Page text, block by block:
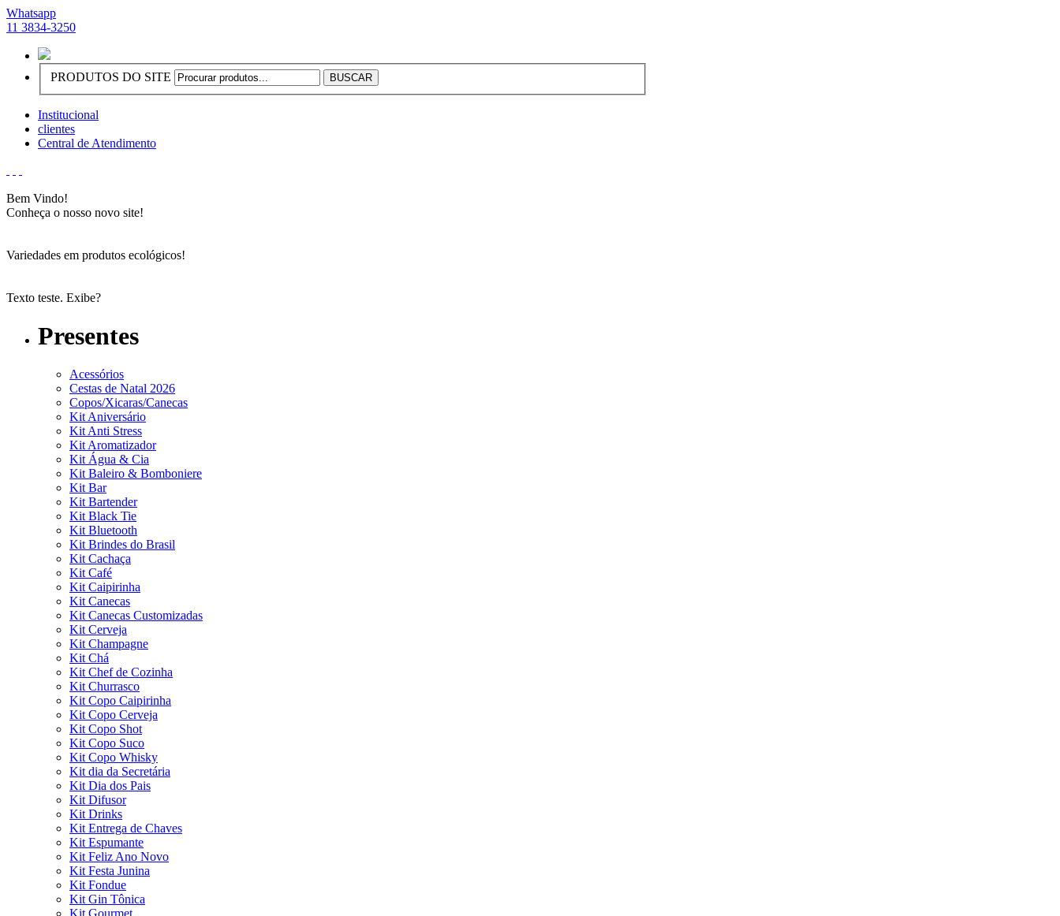
Whatsapp
11 3834-3250
PRODUTOS DO SITE
Institucional
clientes
Central de Atendimento
Bem Vindo!
Conheça o nosso novo site!
Variedades em produtos ecológicos!
Texto teste. Exibe?
Presentes
Acessórios
Cestas de Natal 2026
Copos/Xicaras/Canecas
Kit Aniversário
Kit Anti Stress
Kit Aromatizador
Kit Água & Cia
Kit Baleiro & Bomboniere
Kit Bar
Kit Bartender
Kit Black Tie
Kit Bluetooth
Kit Brindes do Brasil
Kit Cachaça
Kit Café
Kit Caipirinha
Kit Canecas
Kit Canecas Customizadas
Kit Cerveja
Kit Champagne
Kit Chá
Kit Chef de Cozinha
Kit Churrasco
Kit Copo Caipirinha
Kit Copo Cerveja
Kit Copo Shot
Kit Copo Suco
Kit Copo Whisky
Kit dia da Secretária
Kit Dia dos Pais
Kit Difusor
Kit Drinks
Kit Entrega de Chaves
Kit Espumante
Kit Feliz Ano Novo
Kit Festa Junina
Kit Fondue
Kit Gin Tônica